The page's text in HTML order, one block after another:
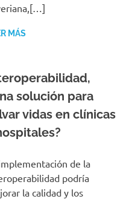
MÁS
solución para
vidas en clínicas
de la
podría
la calidad y los